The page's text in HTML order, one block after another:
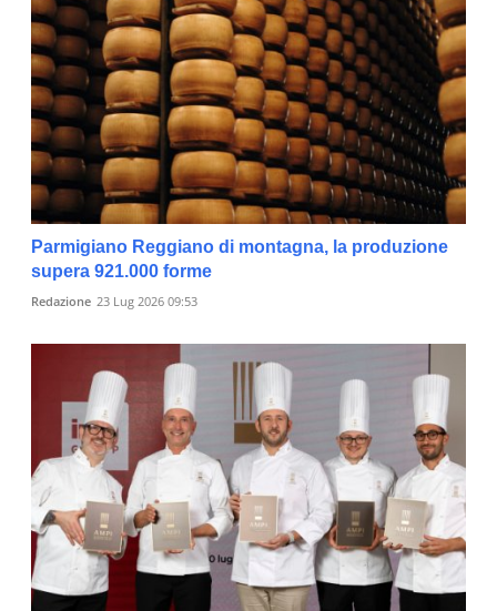
Parmigiano Reggiano di montagna, la produzione
supera 921.000 forme
Redazione 23 Lug 2026 09:53